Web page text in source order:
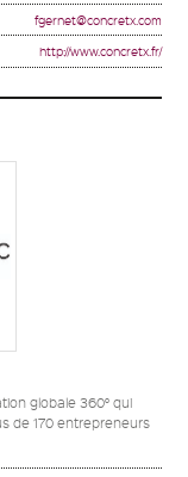
fgernet@concretx.com
http://www.concretx.fr/
globale 360° qui
de 170 entrepreneurs